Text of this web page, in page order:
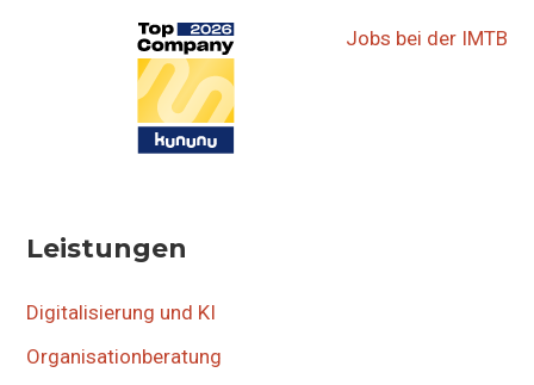
Jobs bei der IMTB
Leistungen
Digitalisierung und KI
Organisationberatung